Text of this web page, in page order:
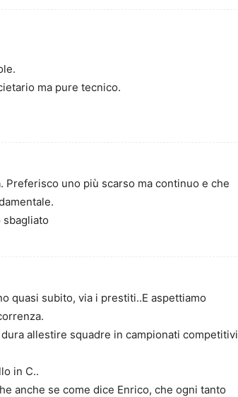
ma pure tecnico.
uno più scarso ma continuo e che
quasi subito, via i prestiti..E aspettiamo
allestire squadre in campionati competitivi
in C..
anche se come dice Enrico, che ogni tanto